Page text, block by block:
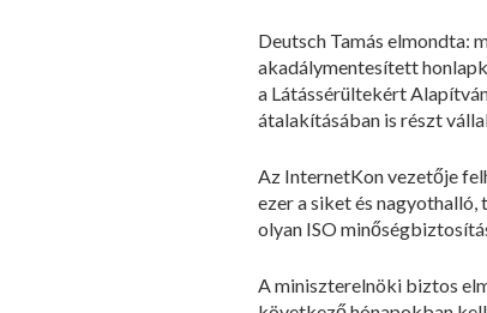
Deutsch Tamás elmondta:
akadálymentesített
a Látássérültekért
átalakításában is részt
Az InternetKon vezetője
ezer a siket és
olyan ISO
A miniszterelnöki biztos